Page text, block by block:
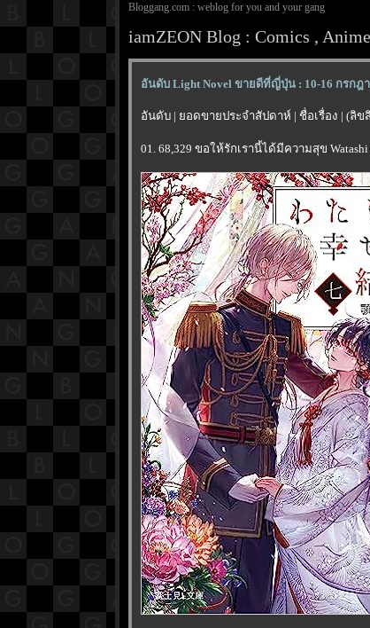
Bloggang.com : weblog for you and your gang
iamZEON Blog : Comics ,
อันดับ Light Novel ขายดีที่ญี่ปุ่น : 10-16 กรกฎ
อันดับ | ยอดขายประจำสัปดาห์ | ชื่อเรื่อง | (ลิ
01. 68,329 ขอให้รักเรานี้ได้มีความสุข Watashi